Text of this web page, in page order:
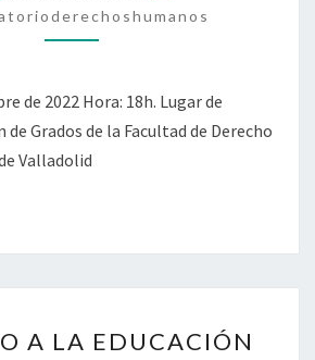
VIVENDA»
de 2022 Hora: 18h. Lugar de
Grados de la Facultad de Derecho
Valladolid
A
A LA EDUCACIÓN